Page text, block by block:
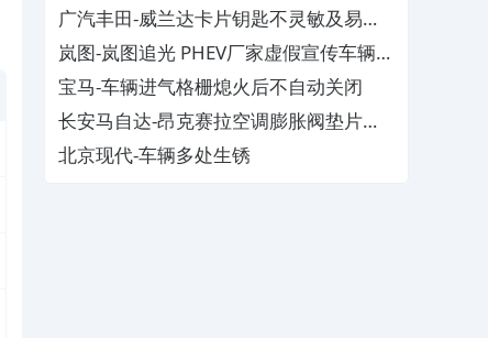
广汽丰田-威兰达卡片钥匙不灵敏及易消
磁
岚图-岚图追光 PHEV厂家虚假宣传车辆配
置与功能
宝马-车辆进气格栅熄火后不自动关闭
长安马自达-昂克赛拉空调膨胀阀垫片生
锈
北京现代-车辆多处生锈